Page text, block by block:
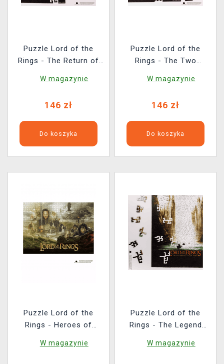
Puzzle Lord of the
Rings - The Return of
W magazynie
146 zł
Do koszyka
Puzzle Lord of the
Rings - The Two
W magazynie
146 zł
Do koszyka
Puzzle Lord of the
Rings - Heroes of
(drewniane)
W magazynie
Puzzle Lord of the
Rings - The Legend
(drewniane)
W magazynie